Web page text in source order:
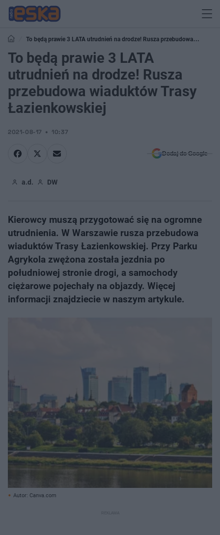
To będą prawie 3 LATA utrudnień na drodze! Rusza przebudowa
wiaduktów Trasy Łazienkowskiej
To będą prawie 3 LATA
utrudnień na drodze! Rusza
przebudowa wiaduktów Trasy
Łazienkowskiej
2021-08-17 10:37
Dodaj do Google
a.d. DW
Kierowcy muszą przygotować się na ogromne
utrudnienia. W Warszawie rusza przebudowa
wiaduktów Trasy Łazienkowskiej. Przy Parku
Agrykola zwężona została jezdnia po
południowej stronie drogi, a samochody
ciężarowe pojechały na objazdy. Więcej
informacji znajdziecie w naszym artykule.
Autor: Canva.com